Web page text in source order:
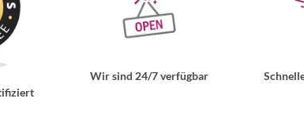
Wir sind 24/7 verfügbar